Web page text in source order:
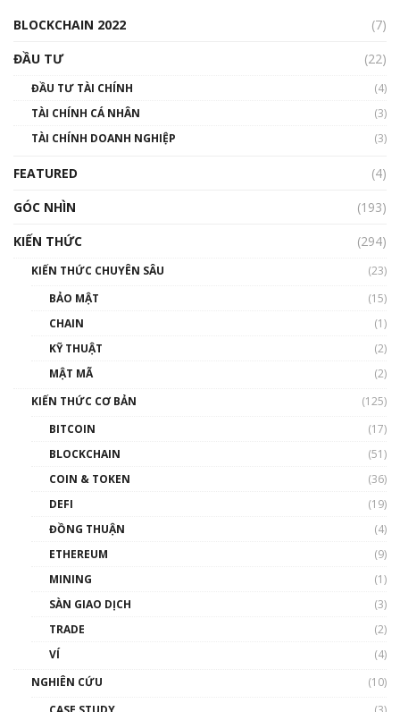
00:02:14
Nhìn lại năm 2022: Những sự kiện ảnh hưởng
đến hệ sinh thái tiền mã hoá | Phổ cập
00:43:47
như thể nào?
00:39:31
Phổ cập Blockchain
thống & Crypto qua các cuộc chiến | Phổ cập
BLOCKCHAIN 2022
(7)
ĐẦU TƯ
(22)
ĐẦU TƯ TÀI CHÍNH
(4)
TÀI CHÍNH CÁ NHÂN
(3)
TÀI CHÍNH DOANH NGHIỆP
(3)
FEATURED
(4)
GÓC NHÌN
(193)
KIẾN THỨC
(294)
KIẾN THỨC CHUYÊN SÂU
(23)
BẢO MẬT
(15)
CHAIN
(1)
KỸ THUẬT
(2)
MẬT MÃ
(2)
KIẾN THỨC CƠ BẢN
(125)
BITCOIN
(17)
BLOCKCHAIN
(51)
COIN & TOKEN
(36)
DEFI
(19)
ĐỒNG THUẬN
(4)
ETHEREUM
(9)
MINING
(1)
SÀN GIAO DỊCH
(3)
TRADE
(2)
VÍ
(4)
NGHIÊN CỨU
(10)